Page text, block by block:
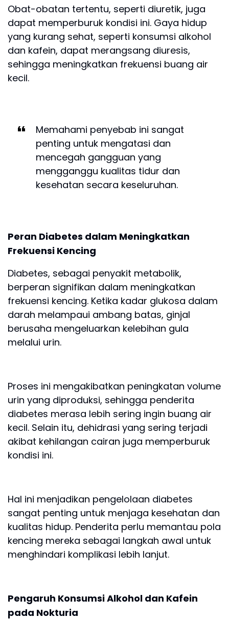
Obat-obatan tertentu, seperti diuretik, juga
dapat memperburuk kondisi ini. Gaya hidup
yang kurang sehat, seperti konsumsi alkohol
dan kafein, dapat merangsang diuresis,
sehingga meningkatkan frekuensi buang air
kecil.
Memahami penyebab ini sangat
penting untuk mengatasi dan
mencegah gangguan yang
mengganggu kualitas tidur dan
kesehatan secara keseluruhan.
Peran Diabetes dalam Meningkatkan
Frekuensi Kencing
Diabetes, sebagai penyakit metabolik,
berperan signifikan dalam meningkatkan
frekuensi kencing. Ketika kadar glukosa dalam
darah melampaui ambang batas, ginjal
berusaha mengeluarkan kelebihan gula
melalui urin.
Proses ini mengakibatkan peningkatan volume
urin yang diproduksi, sehingga penderita
diabetes merasa lebih sering ingin buang air
kecil. Selain itu, dehidrasi yang sering terjadi
akibat kehilangan cairan juga memperburuk
kondisi ini.
Hal ini menjadikan pengelolaan diabetes
sangat penting untuk menjaga kesehatan dan
kualitas hidup. Penderita perlu memantau pola
kencing mereka sebagai langkah awal untuk
menghindari komplikasi lebih lanjut.
Pengaruh Konsumsi Alkohol dan Kafein
pada Nokturia